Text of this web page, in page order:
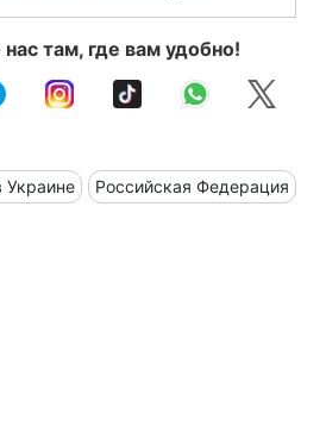
там, где вам удобно!
Украине Российская Федерация